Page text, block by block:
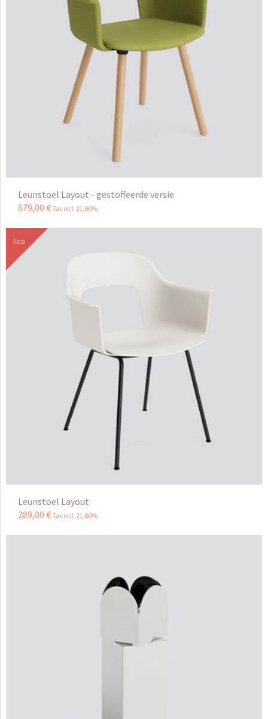
Leunstoel Layout - gestoffeerde versie
679,00 € Tax incl 21,00%
Eco
Leunstoel Layout
289,00 € Tax incl 21,00%